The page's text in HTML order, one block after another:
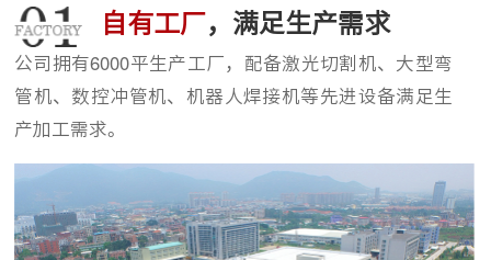
自有工厂，满足生产需求
公司拥有6000平生产工厂，配备激光切割机、大型弯
管机、数控冲管机、机器人焊接机等先进设备满足生
产加工需求。